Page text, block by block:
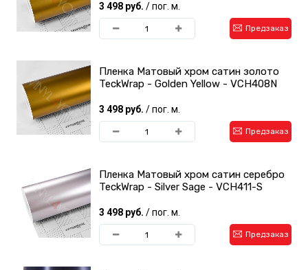
3 498 руб. / пог. м.
Предзаказ
Пленка Матовый хром сатин золото
TeckWrap - Golden Yellow - VCH408N
3 498 руб. / пог. м.
Предзаказ
Пленка Матовый хром сатин серебро
TeckWrap - Silver Sage - VCH411-S
3 498 руб. / пог. м.
Предзаказ